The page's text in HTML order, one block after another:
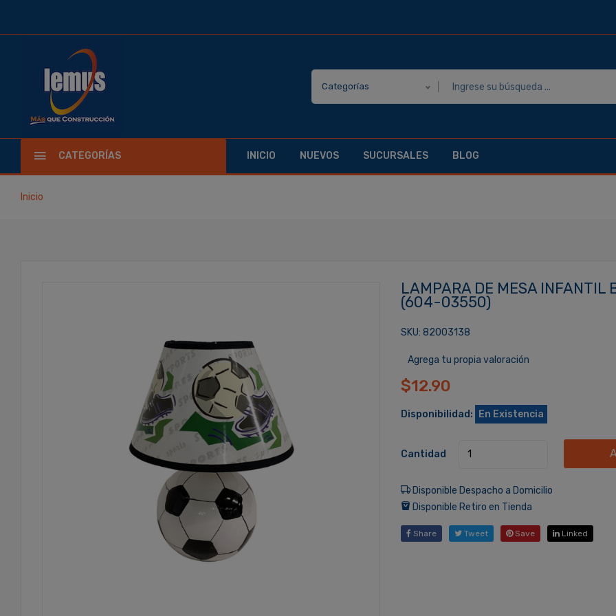
Categorías
CATEGORÍAS INICIO NUEVOS SUCURSALES BLOG
Inicio
LAMPARA DE MESA INFANTIL
(604-03550)
SKU: 82003138
Agrega tu propia valoración
$12.90
Disponibilidad: En Existencia
Cantidad
Disponible Despacho a Domicilio
Disponible Retiro en Tienda
Share Tweet Save Linked